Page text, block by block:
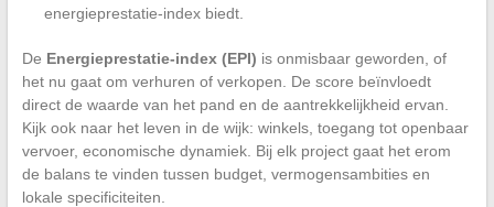
energieprestatie-index biedt.
De Energieprestatie-index (EPI) is onmisbaar geworden, of
het nu gaat om verhuren of verkopen. De score beïnvloedt
direct de waarde van het pand en de aantrekkelijkheid ervan.
Kijk ook naar het leven in de wijk: winkels, toegang tot openbaar
vervoer, economische dynamiek. Bij elk project gaat het erom
de balans te vinden tussen budget, vermogensambities en
lokale specificiteiten.